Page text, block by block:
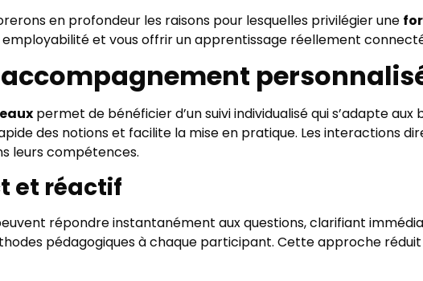
en profondeur les raisons pour lesquelles privilégier une
et vous offrir un apprentissage réellement
accompagnement
permet de bénéficier d’un suivi individualisé qui s’adapte
des notions et facilite la mise en pratique. Les interactions
leurs compétences.
et réactif
répondre instantanément aux questions, clarifiant
pédagogiques à chaque participant. Cette approche